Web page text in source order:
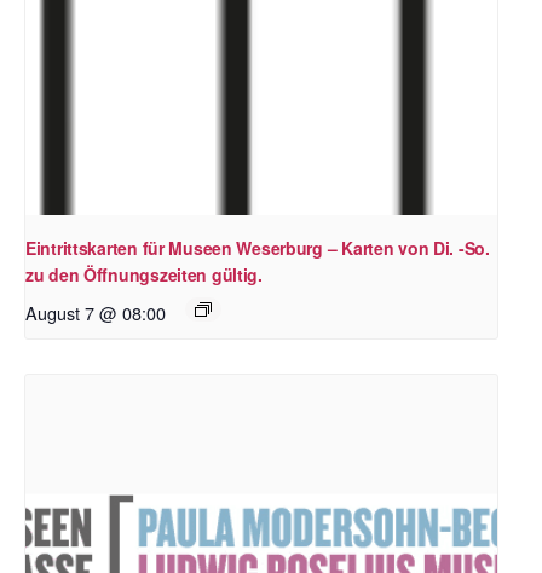
Eintrittskarten für Museen Weserburg – Karten von Di. -So.
zu den Öffnungszeiten gültig.
August 7 @ 08:00